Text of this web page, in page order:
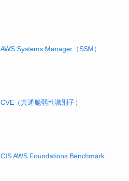
AWS Systems Manager（SSM）
CVE（共通脆弱性識別子）
CIS AWS Foundations Benchmark